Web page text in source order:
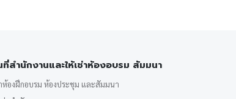
สำนักงานและให้เช่าห้องอบรม สัมมนา
ห้องฝึกอบรม ห้องประชุม และสัมมนา